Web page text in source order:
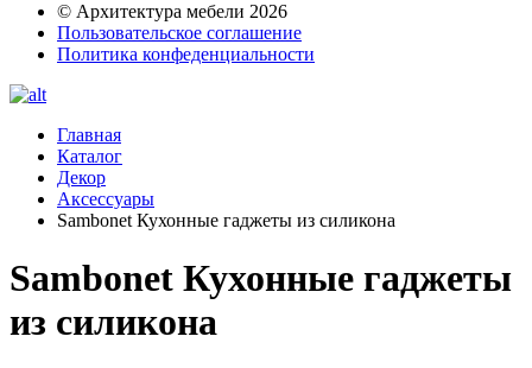
© Архитектура мебели 2026
Пользовательское соглашение
Политика конфеденциальности
Главная
Каталог
Декор
Аксессуары
Sambonet Кухонные гаджеты из силикона
Sambonet Кухонные гаджеты
из силикона